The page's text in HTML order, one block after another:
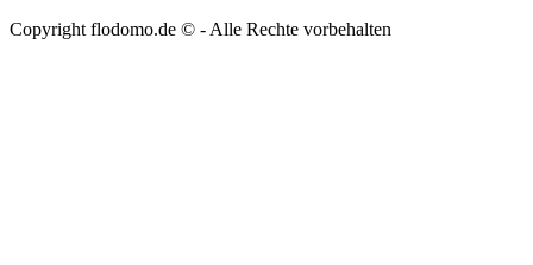
Copyright flodomo.de © - Alle Rechte vorbehalten